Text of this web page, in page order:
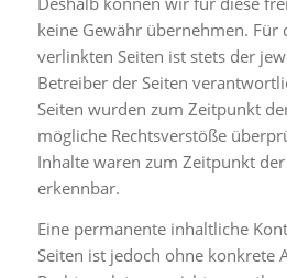
keine Gewähr übernehmen. Für
verlinkten Seiten ist stets der
Betreiber der Seiten
Seiten wurden zum Zeitpunkt
mögliche Rechtsverstöße
Inhalte waren zum Zeitpunkt
erkennbar.
Eine permanente inhaltliche
Seiten ist jedoch ohne konkrete